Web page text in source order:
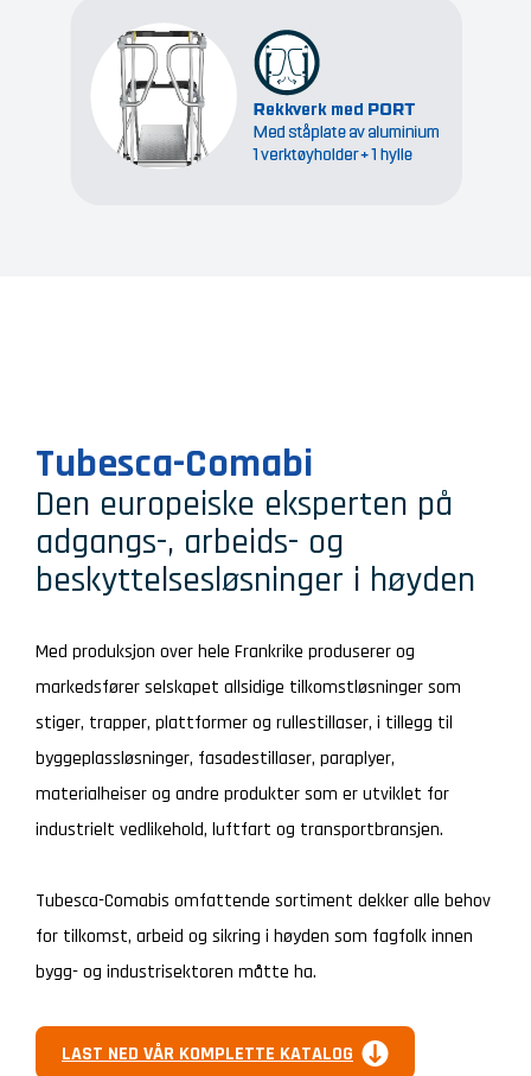
Tubesca-Comabi
Den europeiske eksperten på
adgangs-, arbeids- og
beskyttelsesløsninger i høyden
Med produksjon over hele Frankrike produserer og
markedsfører selskapet allsidige tilkomstløsninger som
stiger, trapper, plattformer og rullestillaser, i tillegg til
byggeplassløsninger, fasadestillaser, paraplyer,
materialheiser og andre produkter som er utviklet for
industrielt vedlikehold, luftfart og transportbransjen.
Tubesca-Comabis omfattende sortiment dekker alle behov
for tilkomst, arbeid og sikring i høyden som fagfolk innen
bygg- og industrisektoren måtte ha.
LAST NED VÅR KOMPLETTE KATALOG